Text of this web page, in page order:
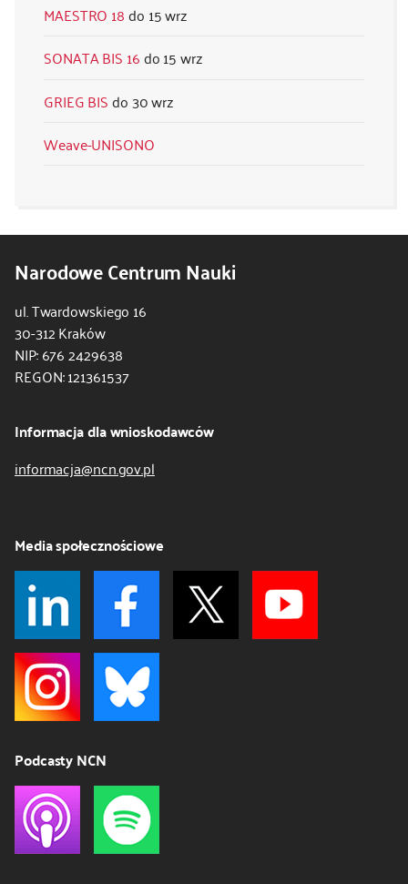
MAESTRO 18
15 wrz
SONATA BIS 16
15 wrz
GRIEG BIS
30 wrz
Weave-UNISONO
Narodowe Centrum Nauki
ul. Twardowskiego 16
30-312 Kraków
NIP: 676 2429638
REGON: 121361537
Informacja dla wnioskodawców
informacja@ncn.gov.pl
Media społecznościowe
Podcasty NCN